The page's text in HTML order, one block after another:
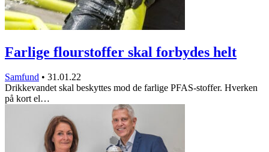
Farlige flourstoffer skal forbydes helt
Samfund • 31.01.22
Drikkevandet skal beskyttes mod de farlige PFAS-stoffer. Hverken
på kort el…